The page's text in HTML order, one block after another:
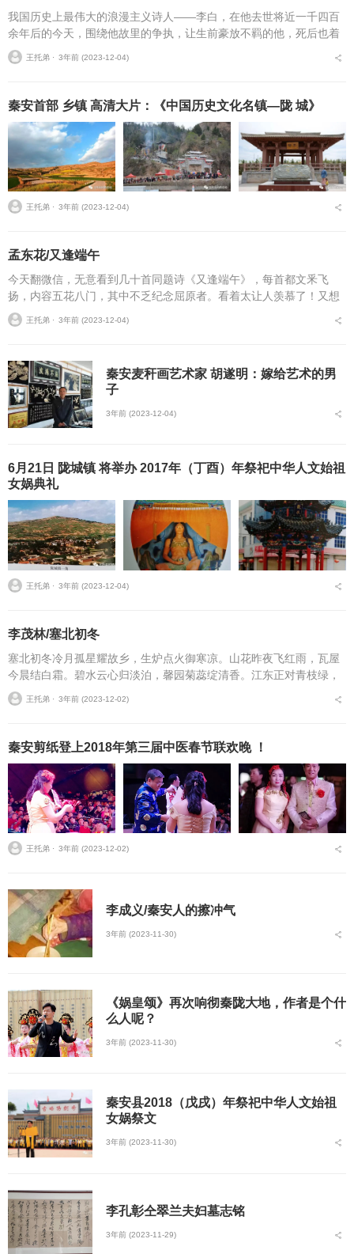
我国历史上最伟大的浪漫主义诗人——李白，在他去世将近一千四百
余年后的今天，围绕他故里的争执，让生前豪放不羁的他，死后也着
实火了一把。其实，诗人李白的故里到底在哪里？学术界对他的生平
资料早有定论：祖籍甘...
王托弟 ⋅ 3年前 (2023-12-04)
秦安首部 乡镇 高清大片：《中国历史文化名镇—陇 城》
王托弟 ⋅ 3年前 (2023-12-04)
孟东花/又逢端午
今天翻微信，无意看到几十首同题诗《又逢端午》，每首都文釆飞
扬，内容五花八门，其中不乏纪念屈原者。看着太让人羡慕了！又想
想，我虽不会写诗，可对端午，不也有过许多美好的回忆吗？何不用
我的拙笔来重拾一番呢？...
王托弟 ⋅ 3年前 (2023-12-04)
秦安麦秆画艺术家 胡遂明：嫁给艺术的男
子
3年前 (2023-12-04)
6月21日 陇城镇 将举办 2017年（丁酉）年祭祀中华人文始祖
女娲典礼
王托弟 ⋅ 3年前 (2023-12-04)
李茂林/塞北初冬
塞北初冬冷月孤星耀故乡，生炉点火御寒凉。山花昨夜飞红雨，瓦屋
今晨结白霜。碧水云心归淡泊，馨园菊蕊绽清香。江东正对青枝绿，
塞北斜倾落叶黄。作者简介李茂林（宁夏），笔名儒商，号小布衣居
士诗，网名明察秋毫。...
王托弟 ⋅ 3年前 (2023-12-02)
秦安剪纸登上2018年第三届中医春节联欢晚 ！
王托弟 ⋅ 3年前 (2023-12-02)
李成义/秦安人的擦冲气
3年前 (2023-11-30)
《娲皇颂》再次响彻秦陇大地，作者是个什
么人呢？
3年前 (2023-11-30)
秦安县2018（戊戌）年祭祀中华人文始祖
女娲祭文
3年前 (2023-11-30)
李孔彰仝翠兰夫妇墓志铭
3年前 (2023-11-29)